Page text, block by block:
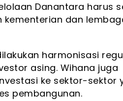
Danantara harus
kementerian dan
harmonisasi
asing. Wihana juga
ke sektor-sektor
pembangunan.